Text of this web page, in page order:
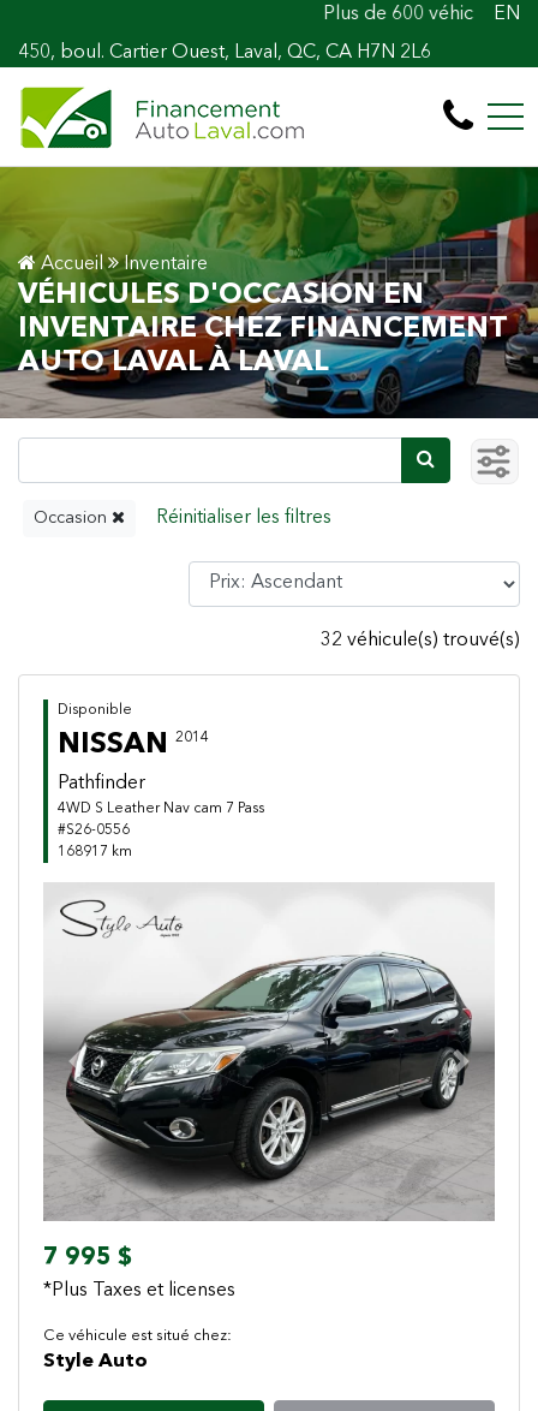
Plus de 600 véhicules! 100%
450, boul. Cartier Ouest, Laval, QC, CA H7N 2L6
EN
Accueil Inventaire
VÉHICULES D'OCCASION EN
INVENTAIRE CHEZ FINANCEMENT
AUTO LAVAL À LAVAL
Occasion
32 véhicule(s) trouvé(s)
Disponible
NISSAN 2014
Pathfinder
4WD S Leather Nav cam 7 Pass
#S26-0556
168917 km
Previous Next
7 995 $
*Plus Taxes et licenses
Ce véhicule est situé chez:
Style Auto